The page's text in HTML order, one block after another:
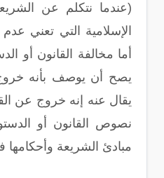
(عندما نتكلم عن
الإسلامية التي تعني
أما مخالفة القانون أو
يصح أن يوصف بأنه
يقال عنه إنه خروج عن
نصوص القانون أو
مبادئ الشريعة وأحكامها